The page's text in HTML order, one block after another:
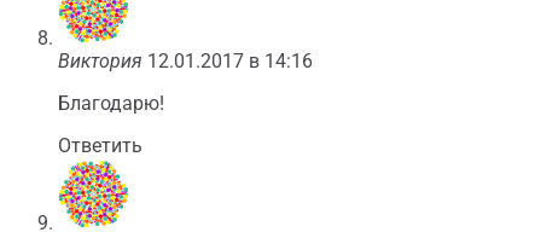
Виктория 12.01.2017 в 14:16
Благодарю!
Ответить